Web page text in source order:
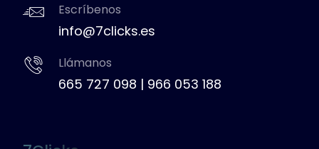
Escríbenos
info@7clicks.es
Llámanos
665 727 098 | 966 053 188